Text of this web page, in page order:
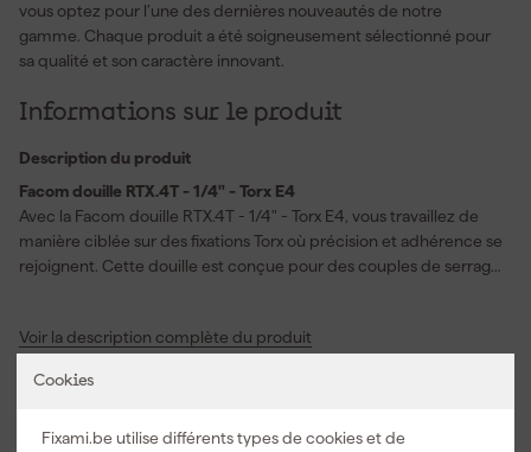
Cookies
Fixami.be utilise différents types de cookies et de
vous optez pour l’une des dernières nouveautés de notre
gamme. Chaque produit a été soigneusement sélectionné pour
sa qualité et son caractère innovant.
Informations sur le produit
Description du produit
Facom douille RTX.4T - 1/4" - Torx E4
Avec la Facom douille RTX.4T - 1/4" - Torx E4, vous travaillez de
manière ciblée sur des fixations Torx où précision et adhérence se
rejoignent. Cette douille est conçue pour des couples de serrage
contact entre la douille et la fixation, ce qui limite l’usure de la
aux espaces étroits où une douille classique gêne rapidement. La
soignée et facilite un nettoyage fluide après chaque tâche.
Voir la description complète du produit
Caractéristiques